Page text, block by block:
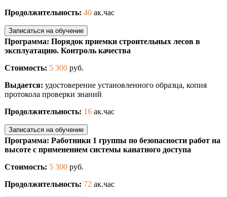
Продолжительность: 40 ак.час
Записаться на обучение
Программа: Порядок приемки строительных лесов в
эксплуатацию. Контроль качества
Стоимость: 5 300 руб.
Выдается: удостоверение установленного образца, копия
протокола проверки знаний
Продолжительность: 16 ак.час
Записаться на обучение
Программа: Работники 1 группы по безопасности работ на
высоте с применением системы канатного доступа
Стоимость: 5 300 руб.
Продолжительность: 72 ак.час